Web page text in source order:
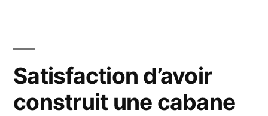
Satisfaction d’avoir
construit une cabane